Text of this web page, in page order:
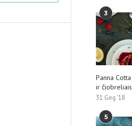
3
Panna
ir čiobreliais
31 Geg ’18
5